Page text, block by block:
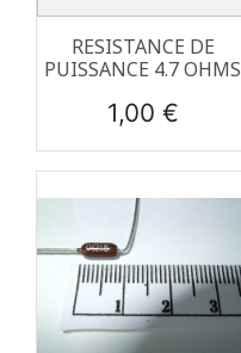
RESISTANCE DE
PUISSANCE 4.7 OHMS
Prix
1,00 €